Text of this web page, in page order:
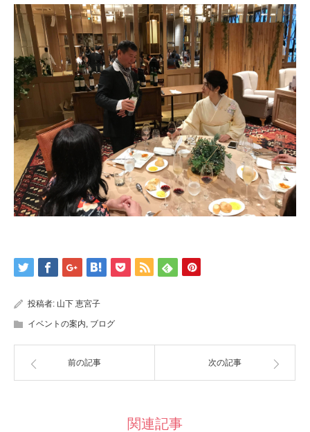
投稿者: 山下 恵宮子
イベントの案内, ブログ
前の記事 次の記事
関連記事